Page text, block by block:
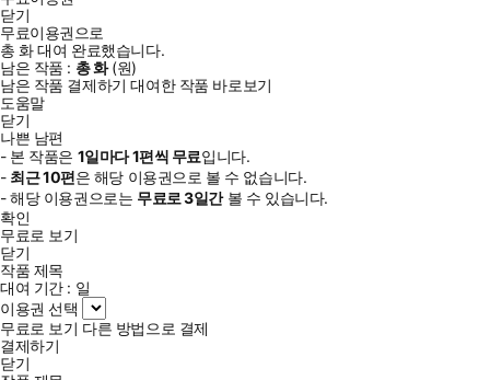
닫기
무료이용권으로
총 화대여 완료했습니다.
남은 작품 : 총화(원)
남은 작품 결제하기 대여한 작품 바로보기
도움말
닫기
나쁜 남편
- 본 작품은 1일마다1편씩 무료입니다.
- 최근10편은 해당 이용권으로 볼 수 없습니다.
- 해당 이용권으로는 무료로3일간볼 수 있습니다.
확인
무료로 보기
닫기
작품 제목
대여 기간 : 일
이용권 선택
무료로 보기 다른 방법으로 결제
결제하기
닫기